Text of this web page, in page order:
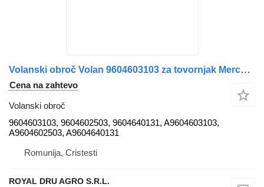
Volanski obroč Volan 9604603103 za tovornjak Mercedes-Benz Original 9604603103 / 9604602503 / 9604640131
Cena na zahtevo
Volanski obroč
9604603103, 9604602503, 9604640131, A9604603103,
A9604602503, A9604640131
Romunija, Cristesti
ROYAL DRU AGRO S.R.L.